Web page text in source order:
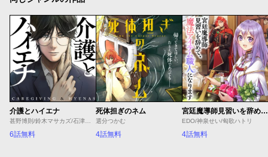
介護とハイエナ
6話無料
死体担ぎのネム
選分つかむ
4話無料
宮廷魔導師見習いを辞めて、魔法アイテム職人になります
EDO/神泉せい/匈歌ハトリ
4話無料